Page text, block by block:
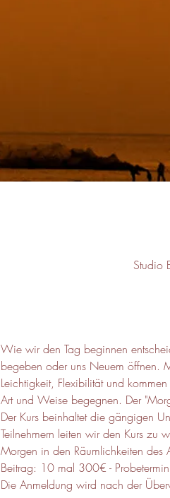
Studio
Wie wir den Tag beginnen
begeben oder uns Neuem öffnen.
Leichtigkeit, Flexibilität und
Art und Weise begegnen. Der
Der Kurs beinhaltet die gängigen
Teilnehmern leiten wir den Kurs zu
Morgen in den Räumlichkeiten des
Beitrag: 10 mal 300€ -
Die Anmeldung wird nach der